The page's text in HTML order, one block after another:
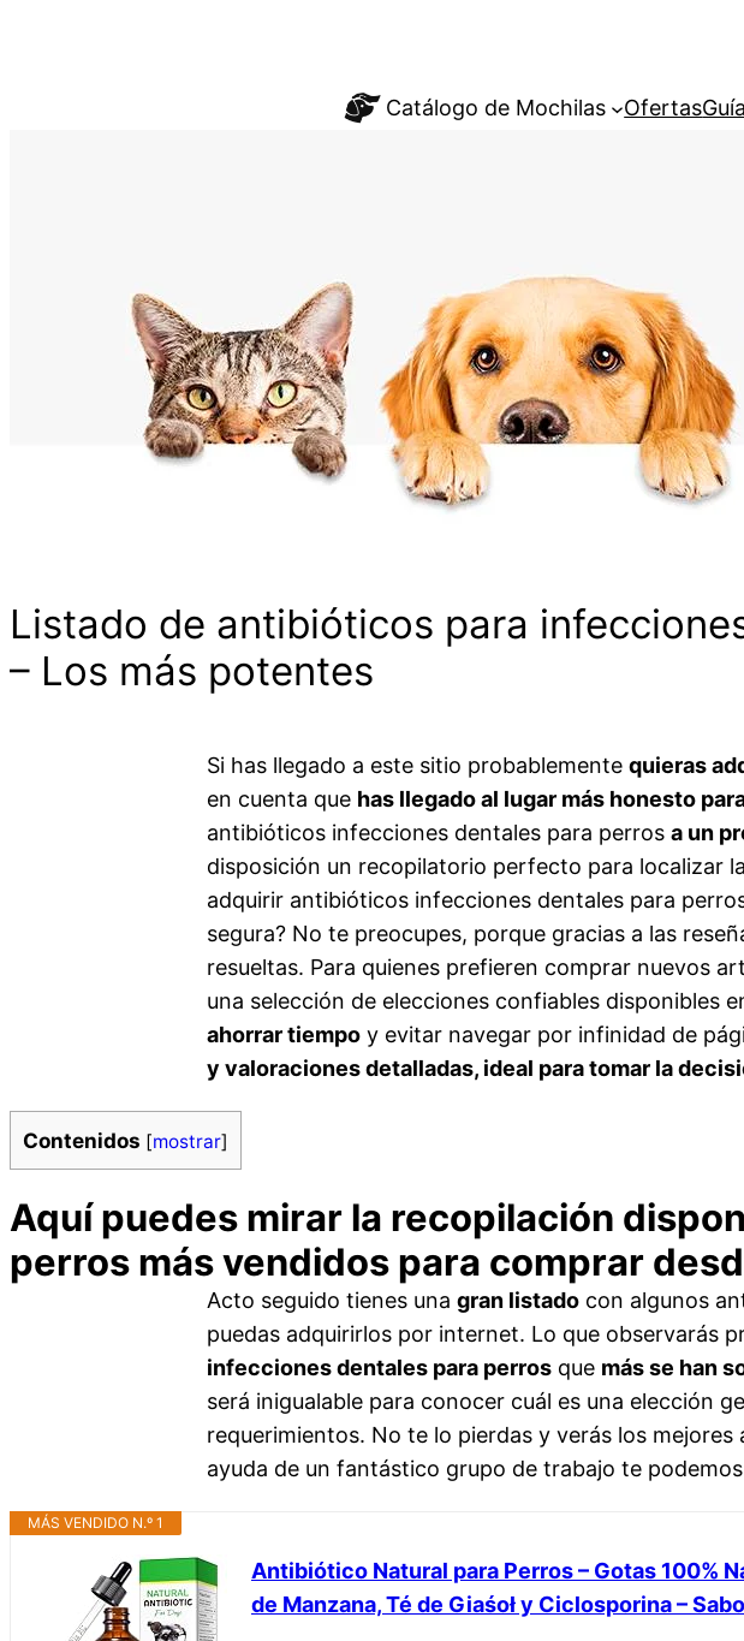
Catálogo de Mochilas Ofertas
Listado de antibióticos para
– Los más potentes
Si has llegado a este sitio probablemente quieras
en cuenta que has llegado al lugar más honesto
antibióticos infecciones dentales para perros a un
disposición un recopilatorio perfecto para localizar
adquirir antibióticos infecciones dentales para
segura? No te preocupes, porque gracias a las
resueltas. Para quienes prefieren comprar nuevos
una selección de elecciones confiables disponibles
ahorrar tiempo y evitar navegar por infinidad de
y valoraciones detalladas, ideal para tomar la
Contenidos [mostrar]
Aquí puedes mirar la recopilación
perros más vendidos para comprar
Acto seguido tienes una gran listado con algunos
puedas adquirirlos por internet. Lo que observarás
infecciones dentales para perros que más se han
será inigualable para conocer cuál es una elección
requerimientos. No te lo pierdas y verás los
ayuda de un fantástico grupo de trabajo te
MÁS VENDIDO N.º 1
Antibiótico Natural para Perros – Gotas 100%
de Manzana, Té de Giaśoł y Ciclosporina –